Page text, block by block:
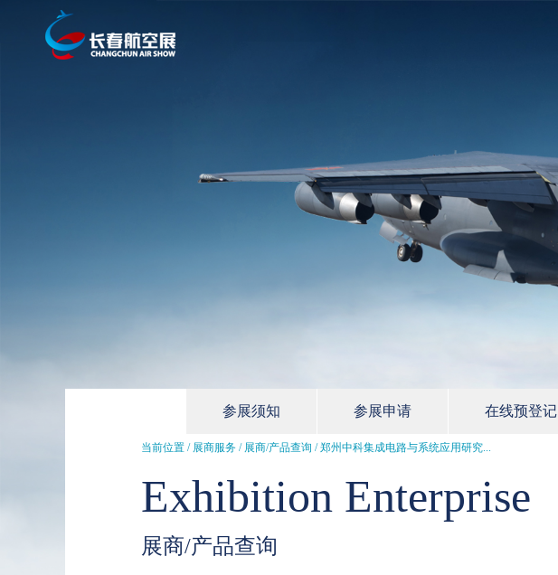
参展须知 参展申请 在线预登记
当前位置 / 展商服务 / 展商/产品查询 / 郑州中科集成电路与系统应用研究...
Exhibition Enterprise
展商/产品查询